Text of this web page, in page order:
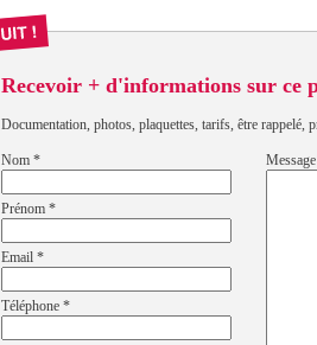
Recevoir + d'informations sur ce
Documentation, photos, plaquettes, tarifs, être rappelé,
Nom *
Prénom *
Email *
Téléphone *
Message